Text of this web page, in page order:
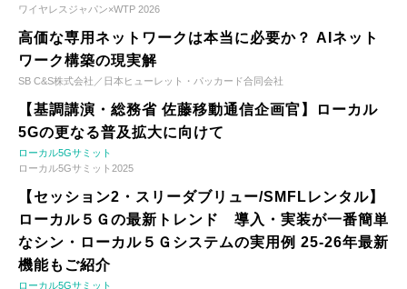
ワイヤレスジャパン×WTP 2026
高価な専用ネットワークは本当に必要か？ AIネット
ワーク構築の現実解
SB C&S株式会社／日本ヒューレット・パッカード合同会社
【基調講演・総務省 佐藤移動通信企画官】ローカル
5Gの更なる普及拡大に向けて
ローカル5Gサミット
ローカル5Gサミット2025
【セッション2・スリーダブリュー/SMFLレンタル】
ローカル５Ｇの最新トレンド 導入・実装が一番簡単
なシン・ローカル５Ｇシステムの実用例 25-26年最新
機能もご紹介
ローカル5Gサミット